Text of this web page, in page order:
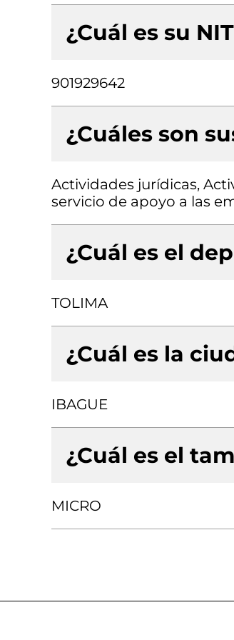
¿Cuál es su
901929642
¿Cuáles son
Actividades jurídicas,
servicio de apoyo a las
¿Cuál es el
TOLIMA
¿Cuál es la
IBAGUE
¿Cuál es el
MICRO